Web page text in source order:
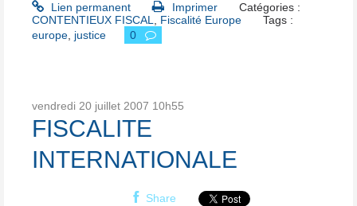
Lien permanent Imprimer
Catégories :
CONTENTIEUX FISCAL
Fiscalité Europe
Tags :
europe justice 0
vendredi 20 juillet 2007 10h55
FISCALITE
INTERNATIONALE
Share